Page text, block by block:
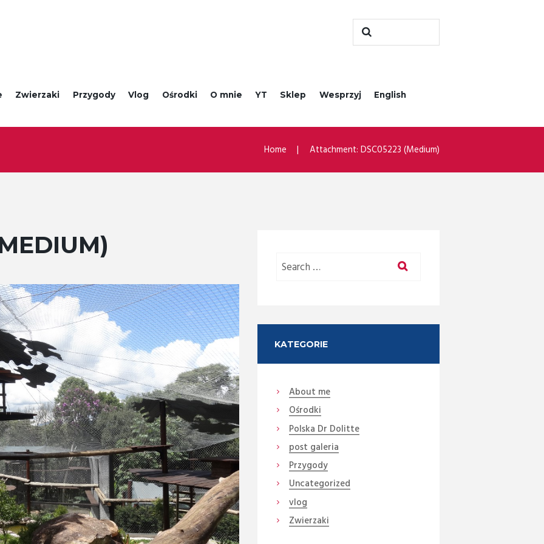
Zwierzaki Przygody Vlog Ośrodki O mnie YT Sklep Wesprzyj English
Home Attachment: DSC05223 (Medium)
Next item
DSC05290 lis krabojad
(Medium)
KATEGORIE
About me
Ośrodki
Polska Dr Dolitte
post galeria
Przygody
Uncategorized
vlog
Zwierzaki